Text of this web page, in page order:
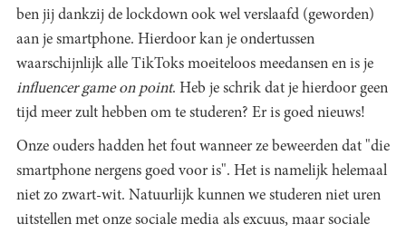
ben jij dankzij de lockdown ook wel verslaafd (geworden)
aan je smartphone. Hierdoor kan je ondertussen
waarschijnlijk alle TikToks moeiteloos meedansen en is je
influencer game on point. Heb je schrik dat je hierdoor geen
tijd meer zult hebben om te studeren? Er is goed nieuws!
Onze ouders hadden het fout wanneer ze beweerden dat "die
smartphone nergens goed voor is". Het is namelijk helemaal
niet zo zwart-wit. Natuurlijk kunnen we studeren niet uren
uitstellen met onze sociale media als excuus, maar sociale